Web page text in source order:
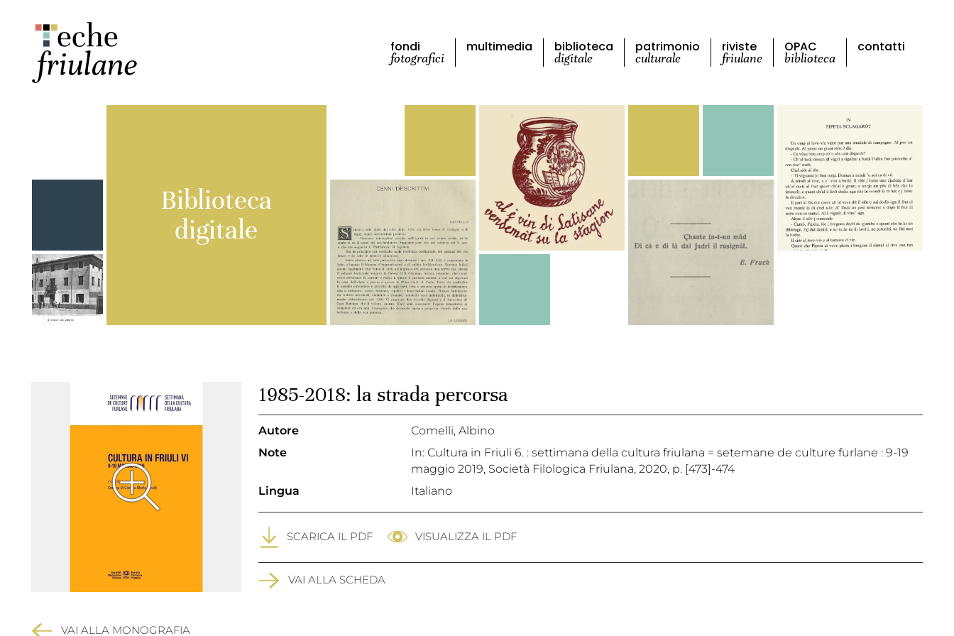
fondi
fotografici
multimedia biblioteca
digitale
patrimonio
culturale
riviste
friulane
OPAC
biblioteca
contatti
Biblioteca
digitale
VAI ALLA MONOGRAFIA
1985-2018: la strada percorsa
Autore
Comelli, Albino
Note
In: Cultura in Friuli 6. : settimana della cultura friulana = setemane de culture furlane : 9-19
maggio 2019, Società Filologica Friulana, 2020, p. [473]-474
Lingua
Italiano
SCARICA IL PDF VISUALIZZA IL PDF
VAI ALLA SCHEDA